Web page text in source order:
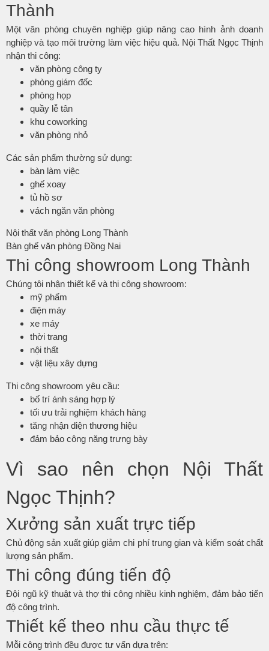
Thành
Một văn phòng chuyên nghiệp giúp nâng cao hình ảnh doanh
nghiệp và tạo môi trường làm việc hiệu quả. Nội Thất Ngọc Thịnh
nhận thi công:
văn phòng công ty
phòng giám đốc
phòng họp
quầy lễ tân
khu coworking
văn phòng nhỏ
Các sản phẩm thường sử dụng:
bàn làm việc
ghế xoay
tủ hồ sơ
vách ngăn văn phòng
Nội thất văn phòng Long Thành
Bàn ghế văn phòng Đồng Nai
Thi công showroom Long Thành
Chúng tôi nhận thiết kế và thi công showroom:
mỹ phẩm
điện máy
xe máy
thời trang
nội thất
vật liệu xây dựng
Thi công showroom yêu cầu:
bố trí ánh sáng hợp lý
tối ưu trải nghiệm khách hàng
tăng nhận diện thương hiệu
đảm bảo công năng trưng bày
Vì sao nên chọn Nội Thất
Ngọc Thịnh?
Xưởng sản xuất trực tiếp
Chủ động sản xuất giúp giảm chi phí trung gian và kiểm soát chất
lượng sản phẩm.
Thi công đúng tiến độ
Đội ngũ kỹ thuật và thợ thi công nhiều kinh nghiệm, đảm bảo tiến
độ công trình.
Thiết kế theo nhu cầu thực tế
Mỗi công trình đều được tư vấn dựa trên: